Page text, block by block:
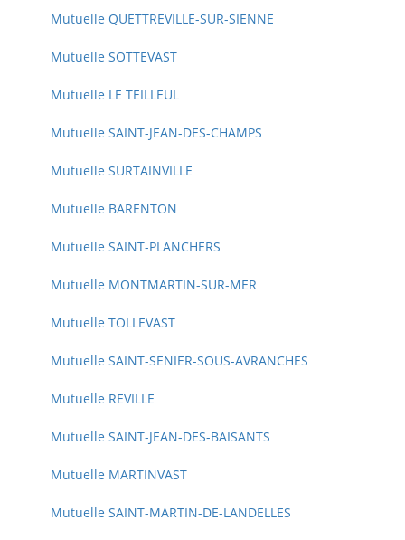
Mutuelle QUETTREVILLE-SUR-SIENNE
Mutuelle SOTTEVAST
Mutuelle LE TEILLEUL
Mutuelle SAINT-JEAN-DES-CHAMPS
Mutuelle SURTAINVILLE
Mutuelle BARENTON
Mutuelle SAINT-PLANCHERS
Mutuelle MONTMARTIN-SUR-MER
Mutuelle TOLLEVAST
Mutuelle SAINT-SENIER-SOUS-AVRANCHES
Mutuelle REVILLE
Mutuelle SAINT-JEAN-DES-BAISANTS
Mutuelle MARTINVAST
Mutuelle SAINT-MARTIN-DE-LANDELLES